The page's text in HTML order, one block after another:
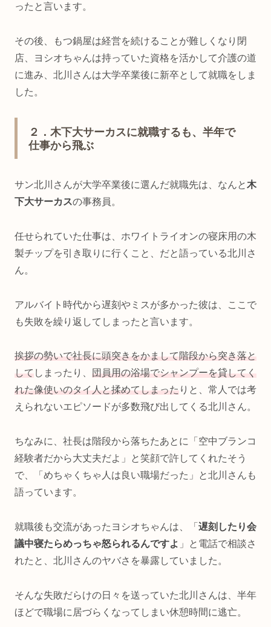
ったと言います。
その後、もつ鍋屋は経営を続けることが難しくなり閉
店、ヨシオちゃんは持っていた資格を活かして介護の道
に進み、北川さんは大学卒業後に新卒として就職をしま
した。
２．木下大サーカスに就職するも、半年で
仕事から飛ぶ
サン北川さんが大学卒業後に選んだ就職先は、なんと木
下大サーカスの事務員。
任せられていた仕事は、ホワイトライオンの寝床用の木
製チップを引き取りに行くこと、だと語っている北川さ
ん。
アルバイト時代から遅刻やミスが多かった彼は、ここで
も失敗を繰り返してしまったと言います。
挨拶の勢いで社長に頭突きをかまして階段から突き落と
してしまったり、 団員用の浴場でシャンプーを貸してく
れた像使いのタイ人と揉めてしまったりと、常人では考
えられないエピソードが多数飛び出してくる北川さん。
ちなみに、社長は階段から落ちたあとに「空中ブランコ
経験者だから大丈夫だよ」と笑顔で許してくれたそう
で、「めちゃくちゃ人は良い職場だった」と北川さんも
語っています。
就職後も交流があったヨシオちゃんは、「 遅刻したり会
議中寝たらめっちゃ怒られるんですよ 」と電話で相談さ
れたと、北川さんのヤバさを暴露していました。
そんな失敗だらけの日々を送っていた北川さんは、半年
ほどで職場に居づらくなってしまい休憩時間に逃亡。